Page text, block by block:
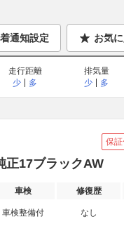
通知設定 お気
走行距離
少
多
排気量
少
多
保
正17ブラックAW
車検 修復歴
車検整備付 なし